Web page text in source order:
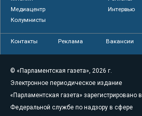
Медиацентр
Интервью
Колумнисты
Контакты Реклама Вакансии
© «Парламентская газета», 2026 г.
Электронное периодическое издание
«Парламентская газета» зарегистрировано в
Федеральной службе по надзору в сфере